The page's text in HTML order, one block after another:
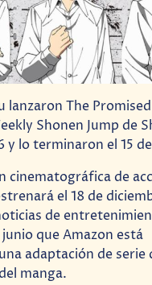
lanzaron The
Shonen Jump de
y lo terminaron el 15
cinematográfica de
el 18 de
de
que Amazon está
adaptación de serie
manga.